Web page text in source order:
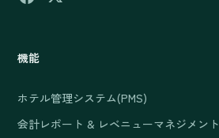
機能
ホテル管理システム(PMS)
会計レポート & レベニューマネジメント